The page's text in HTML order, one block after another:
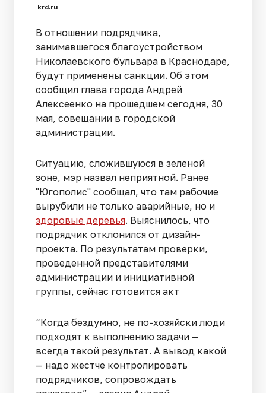
krd.ru
В отношении подрядчика,
занимавшегося благоустройством
Николаевского бульвара в Краснодаре,
будут применены санкции. Об этом
сообщил глава города Андрей
Алексеенко на прошедшем сегодня, 30
мая, совещании в городской
администрации.
Ситуацию, сложившуюся в зеленой
зоне, мэр назвал неприятной. Ранее
"Югополис" сообщал, что там рабочие
вырубили не только аварийные, но и
здоровые деревья. Выяснилось, что
подрядчик отклонился от дизайн-
проекта. По результатам проверки,
проведенной представителями
администрации и инициативной
группы, сейчас готовится акт
“Когда бездумно, не по-хозяйски люди
подходят к выполнению задачи —
всегда такой результат. А вывод какой
— надо жёстче контролировать
подрядчиков, сопровождать